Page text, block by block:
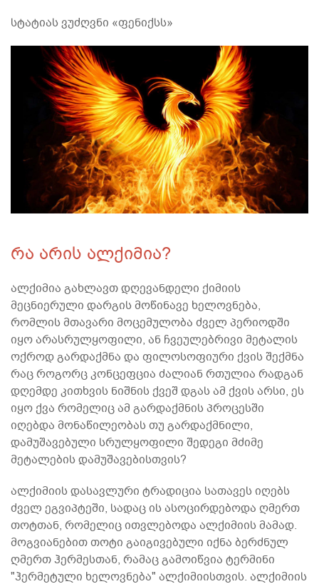
სტატიას ვუძღვნი «ფენიქსს»
რა არის ალქიმია?
ალქიმია გახლავთ დღევანდელი ქიმიის
მეცნიერული დარგის მოწინავე ხელოვნება,
რომლის მთავარი მოცემულობა ძველ პერიოდში
იყო არასრულყოფილი, ან ჩვეულებრივი მეტალის
ოქროდ გარდაქმნა და ფილოსოფიური ქვის შექმნა
რაც როგორც კონცეფცია ძალიან რთულია რადგან
დღემდე კითხვის ნიშნის ქვეშ დგას ამ ქვის არსი, ეს
იყო ქვა რომელიც ამ გარდაქმნის პროცესში
იღებდა მონაწილეობას თუ გარდაქმნილი,
დამუშავებული სრულყოფილი შედეგი მძიმე
მეტალების დამუშავებისთვის?
ალქიმიის დასავლური ტრადიცია სათავეს იღებს
ძველ ეგვიპტეში, სადაც ის ასოცირდებოდა ღმერთ
თოტთან, რომელიც ითვლებოდა ალქიმიის მამად.
მოგვიანებით თოტი გაიგივებული იქნა ბერძნულ
ღმერთ ჰერმესთან, რამაც გამოიწვია ტერმინი
"ჰერმეტული ხელოვნება" ალქიმიისთვის. ალქიმიის